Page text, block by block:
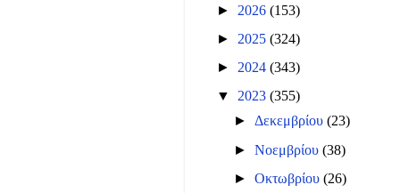
► 2026 (153)
► 2025 (324)
► 2024 (343)
▼ 2023 (355)
► Δεκεμβρίου(23)
►Νοεμβρίου(38)
►Οκτωβρίου(26)